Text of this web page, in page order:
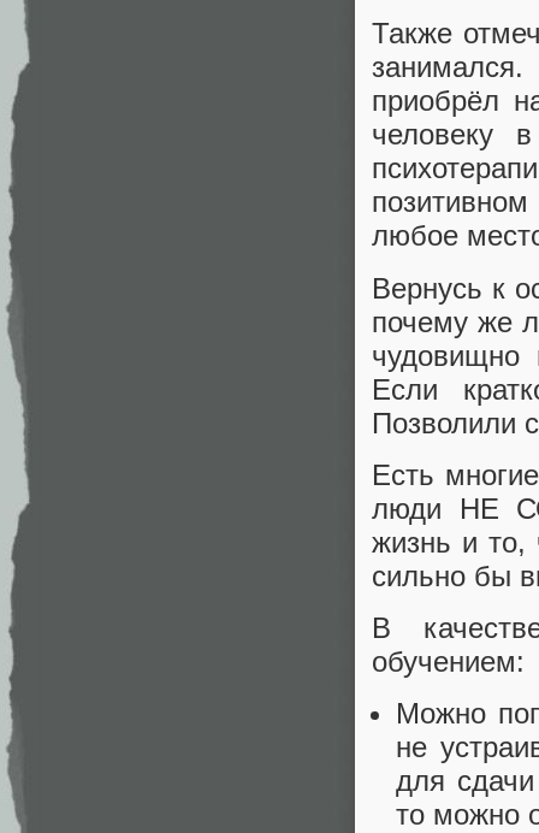
Также
приобрёл
человеку
любое
Вернусь к
почему же
чудовищно
Если
Позволили
Есть
люди НЕ
жизнь и
сильно бы
В
обучением:
Можно
не
для
то можно